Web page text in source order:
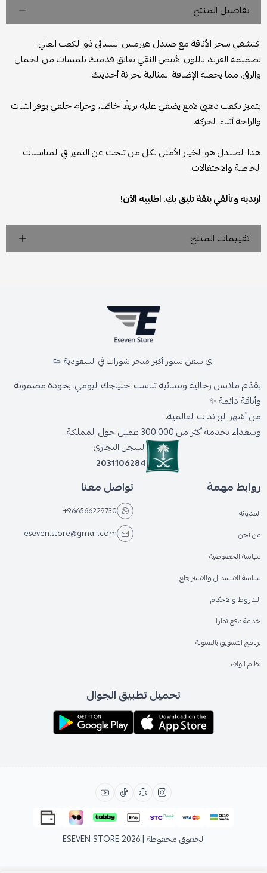
تفاصيل المنتج
اكتشفي سحر الأناقة مع صندل هيرمس النسائي ذو الكعب العالي.
تصميمه الفريد باللون الأبيض النقي يعانق قدميك بلمسات من الجمال
والرقي، مما يجعله الإضافة المثالية لخزانة أحذيتك.
يتميز بكعب ذهبي لامع يضفي عليه بريقًا خاصًا، وحزام خلفي يوفر الثبات
والراحة أثناء الحركة.
هذا الصندل هو الخيار الأمثل لكل من تبحث عن التميز في المناسبات
الخاصة والاحتفالات.
ارتديه وتألقي بثقة تليق بكِ. اطلبيه الآن!
تقييمات المنتج
اي سفن ستور أكبر متجر شوزات في السعودية 👟
يقدّم ملابس رجالية ونسائية تناسب احتياجك اليومي، بجودة مضمونة
وأناقة دائمة ✨
من أشهر البراندات العالمية،
وسعداء بخدمة أكثر من 300,000 عميل حول المملكة.
السجل التجاري
2031106284
روابط مهمة
المدونة
من نحن
سياسة الخصوصية
سياسة الاستبدال والاسترجاع
الشروط والاحكام
خدمة دفع تمارا
برنامج التسويق بالعمولة
نظام الولاء
تواصل معنا
+966566229730
eseven.store@gmail.com
تحميل تطبيق الجوال
الحقوق محفوظة | 2026 ESEVEN STORE